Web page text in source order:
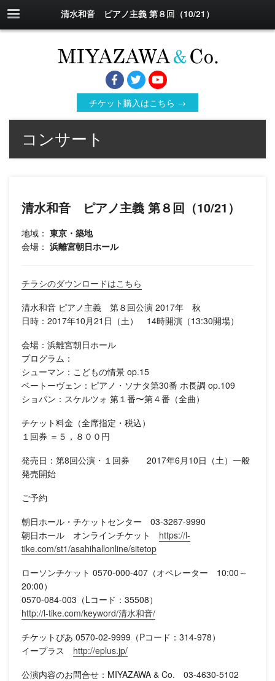
清水和音 ピアノ主義 第８回（10/21）
チケット購入はこちら →
コンサート
清水和音 ピアノ主義 第８回（10/21）
地域： 東京・築地
会場： 浜離宮朝日ホール
チラシのダウンロードはこちら
清水和音 ピアノ主義 第８回公演 2017年 秋
日時：2017年10月21日（土） 14時開演（13:30開場）
会場：浜離宮朝日ホール
プログラム：
シューマン：こどもの情景 op.15
ベートーヴェン：ピアノ・ソナタ第30番 ホ長調 op.109
ショパン：スケルツォ 第１番〜第４番（全曲）
チケット料金（全席指定・税込）
１回券 ＝５，８００円
発売日：第8回公演・１回券 2017年6月10日（土）一般
発売開始
ご予約
朝日ホール・チケットセンター 03-3267-9990
朝日ホール オンラインチケット https://l-
tike.com/st1/asahihallonline/sitetop
ローソンチケット 0570-000-407（オペレーター 10:00～
20:00）
0570-084-003（Lコード：35508）
http://l-tike.com/keyword/清水和音/
チケットぴあ 0570-02-9999（Pコード：314-978）
イープラス http://eplus.jp/
公演内容のお問合せ：MIYAZAWA & Co. 03-4630-5102